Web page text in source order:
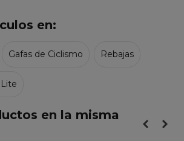
en:
Gafas de Ciclismo Rebajas
en la misma